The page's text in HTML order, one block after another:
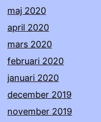
maj 2020
april 2020
mars 2020
februari 2020
januari 2020
december 2019
november 2019